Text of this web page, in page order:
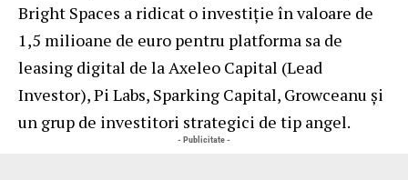
Bright Spaces a ridicat o investiție în valoare de
1,5 milioane de euro pentru platforma sa de
leasing digital de la Axeleo Capital (Lead
Investor), Pi Labs, Sparking Capital, Growceanu și
un grup de investitori strategici de tip angel.
- Publicitate -